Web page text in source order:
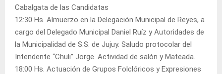
Cabalgata de las Candidatas
12:30 Hs. Almuerzo en la Delegación Municipal de Reyes, a
cargo del Delegado Municipal Daniel Ruíz y Autoridades de
la Municipalidad de S.S. de Jujuy. Saludo protocolar del
Intendente “Chuli” Jorge. Actividad de salón y Mateada.
18:00 Hs. Actuación de Grupos Folclóricos y Expresiones